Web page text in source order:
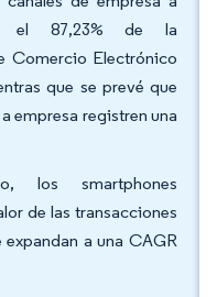
el 87,23% de la
Comercio Electrónico
que se prevé que
empresa registren una
los smartphones
de las transacciones
a una CAGR